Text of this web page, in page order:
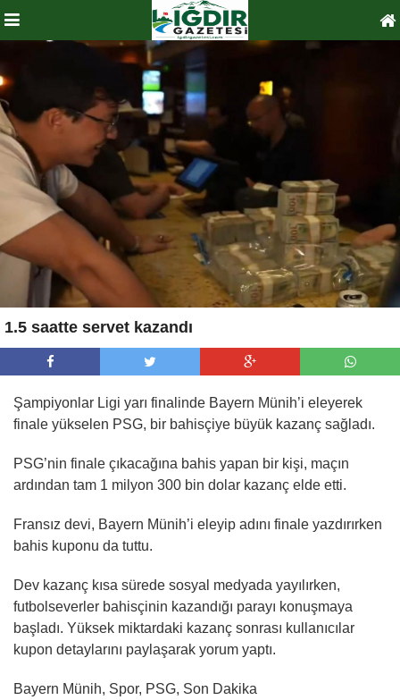
1.5 saatte servet kazandı
Şampiyonlar Ligi yarı finalinde Bayern Münih’i eleyerek
finale yükselen PSG, bir bahisçiye büyük kazanç sağladı.
PSG’nin finale çıkacağına bahis yapan bir kişi, maçın
ardından tam 1 milyon 300 bin dolar kazanç elde etti.
Fransız devi, Bayern Münih’i eleyip adını finale yazdırırken
bahis kuponu da tuttu.
Dev kazanç kısa sürede sosyal medyada yayılırken,
futbolseverler bahisçinin kazandığı parayı konuşmaya
başladı. Yüksek miktardaki kazanç sonrası kullanıcılar
kupon detaylarını paylaşarak yorum yaptı.
Bayern Münih, Spor, PSG, Son Dakika